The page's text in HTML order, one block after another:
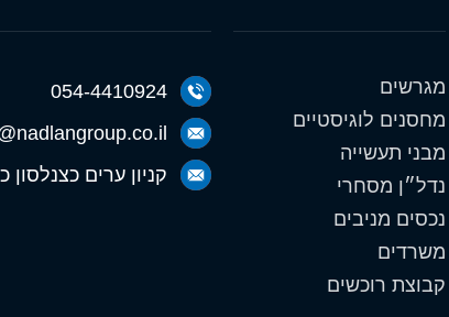
מגרשים
מחסנים לוגיסטיים
מבני תעשייה
נדל״ן מסחרי
נכסים מניבים
משרדים
קבוצת רוכשים
054-4410924
קניון ערים